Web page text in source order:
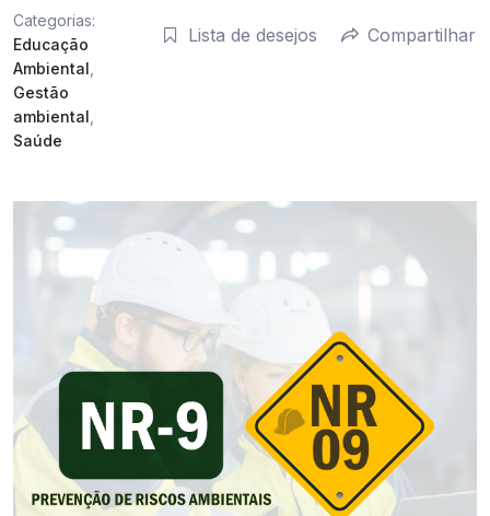
Categorias:
Educação
Ambiental
Gestão
ambiental
Saúde
Lista de desejos Compartilhar